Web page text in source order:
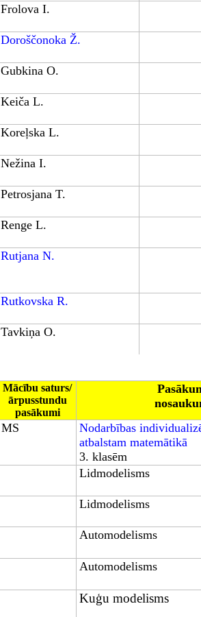
Frolova I.
Doroščonoka Ž.
Gubkina O.
Keiča L.
Koreļska L.
Nežina I.
Petrosjana T.
Renge L.
Rutjana N.
Rutkovska R.
Tavkiņa O.
Mācību saturs/
ārpusstundu
pasākumi
MS
Nodarbības
atbalstam matemātikā
3. klasēm
Lidmodelisms
Lidmodelisms
Automodelisms
Automodelisms
Kuģu modelisms